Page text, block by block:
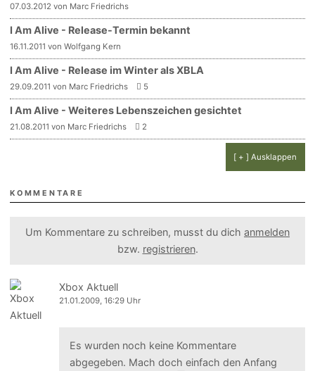
07.03.2012 von Marc Friedrichs
I Am Alive - Release-Termin bekannt
16.11.2011 von Wolfgang Kern
I Am Alive - Release im Winter als XBLA
29.09.2011 von Marc Friedrichs 5
I Am Alive - Weiteres Lebenszeichen gesichtet
21.08.2011 von Marc Friedrichs 2
[ + ] Ausklappen
KOMMENTARE
Um Kommentare zu schreiben, musst du dich anmelden
bzw. registrieren.
Xbox Aktuell
21.01.2009, 16:29 Uhr
Es wurden noch keine Kommentare
abgegeben. Mach doch einfach den Anfang